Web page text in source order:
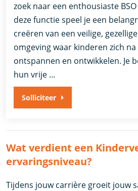
zoek naar een enthousiaste
deze functie speel je een
creëren van een veilige,
omgeving waar kinderen zich
ontspannen en ontwikkelen. Je
hun vrije …
Solliciteer
Wat verdient een
ervaringsniveau?
Tijdens jouw carrière groeit jouw